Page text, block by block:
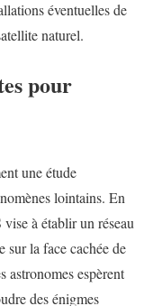
éventuelles de
naturel.
pour
une étude
lointains. En
à établir un réseau
sur la face cachée de
astronomes espèrent
des énigmes